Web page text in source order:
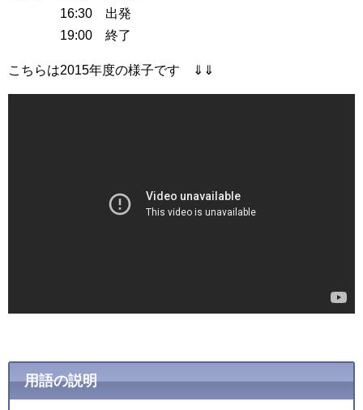
16:30 出発
19:00 終了
こちらは2015年度の様子です ⇓⇓
用語の説明